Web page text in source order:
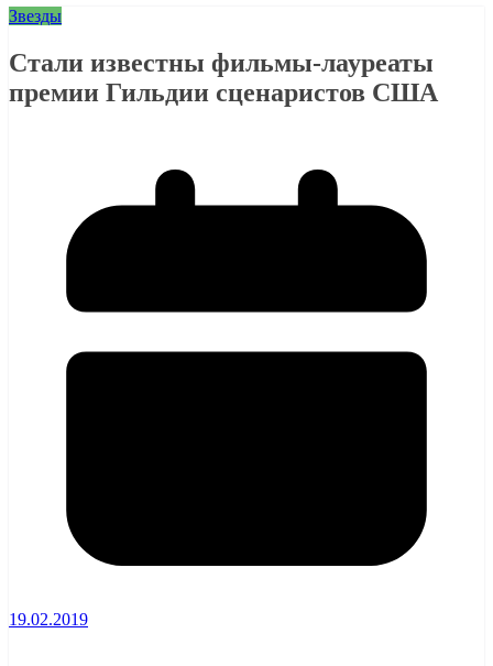
Звезды
Стали известны фильмы-лауреаты
премии Гильдии сценаристов США
19.02.2019